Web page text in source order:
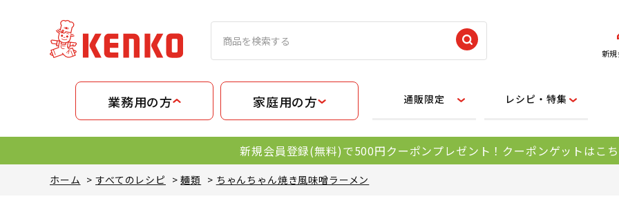
新
業務用の方 家庭用の方 通販限定 レシピ・特集
新規会員登録(無料)で500円クーポンプレゼント！クーポンゲットはこ
ホーム >すべてのレシピ >麺類 > ちゃんちゃん焼き風味噌ラーメン